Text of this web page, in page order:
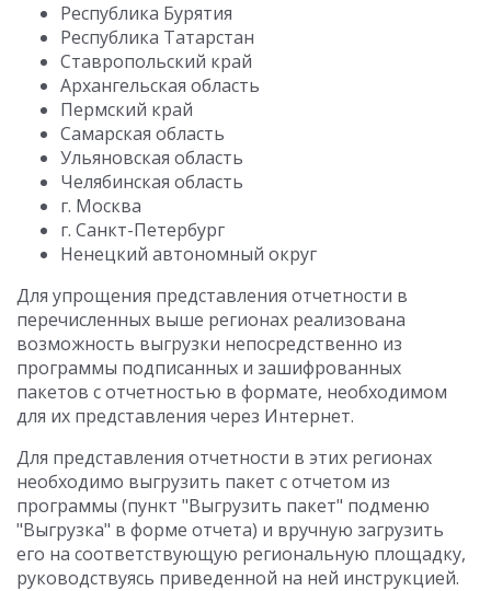
Республика Бурятия
Республика Татарстан
Ставропольский край
Архангельская область
Пермский край
Самарская область
Ульяновская область
Челябинская область
г. Москва
г. Санкт-Петербург
Ненецкий автономный округ
Для упрощения представления отчетности в
перечисленных выше регионах реализована
возможность выгрузки непосредственно из
программы подписанных и зашифрованных
пакетов с отчетностью в формате, необходимом
для их представления через Интернет.
Для представления отчетности в этих регионах
необходимо выгрузить пакет с отчетом из
программы (пункт "Выгрузить пакет" подменю
"Выгрузка" в форме отчета) и вручную загрузить
его на соответствующую региональную площадку,
руководствуясь приведенной на ней инструкцией.